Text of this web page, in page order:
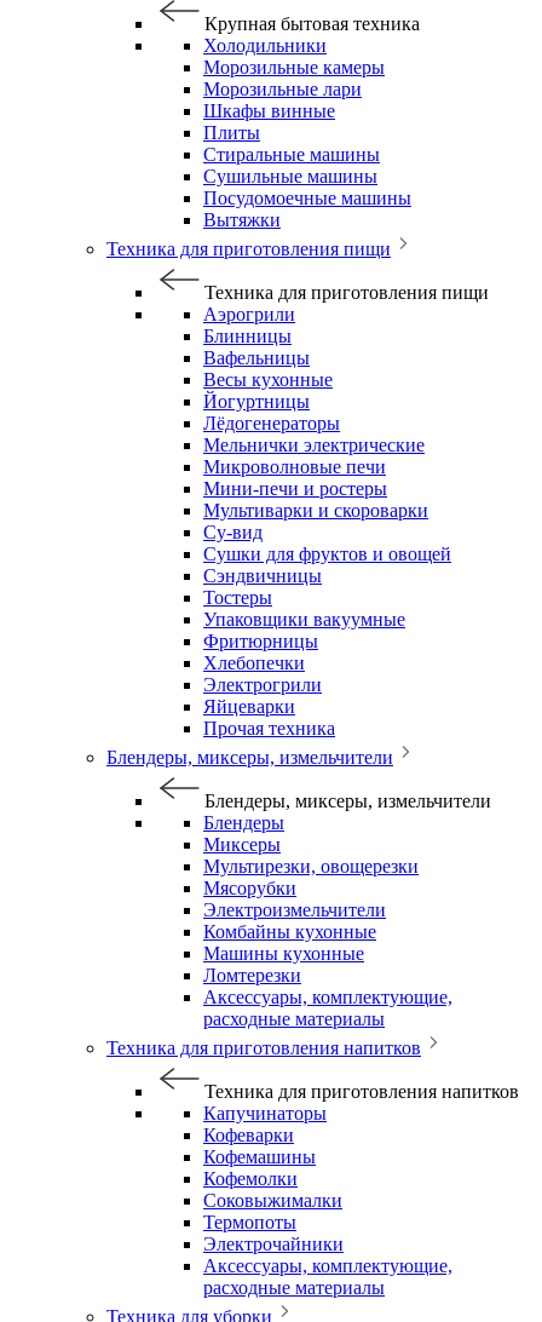
Крупная бытовая техника
Холодильники
Морозильные камеры
Морозильные лари
Шкафы винные
Плиты
Стиральные машины
Сушильные машины
Посудомоечные машины
Вытяжки
Техника для приготовления пищи
Техника для приготовления пищи
Аэрогрили
Блинницы
Вафельницы
Весы кухонные
Йогуртницы
Лёдогенераторы
Мельнички электрические
Микроволновые печи
Мини-печи и ростеры
Мультиварки и скороварки
Су-вид
Сушки для фруктов и овощей
Сэндвичницы
Тостеры
Упаковщики вакуумные
Фритюрницы
Хлебопечки
Электрогрили
Яйцеварки
Прочая техника
Блендеры, миксеры, измельчители
Блендеры, миксеры, измельчители
Блендеры
Миксеры
Мультирезки, овощерезки
Мясорубки
Электроизмельчители
Комбайны кухонные
Машины кухонные
Ломтерезки
Аксессуары, комплектующие,
расходные материалы
Техника для приготовления напитков
Техника для приготовления напитков
Капучинаторы
Кофеварки
Кофемашины
Кофемолки
Соковыжималки
Термопоты
Электрочайники
Аксессуары, комплектующие,
расходные материалы
Техника для уборки